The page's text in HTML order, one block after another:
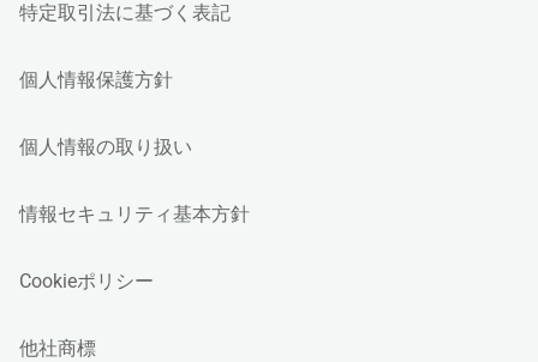
特定取引法に基づく表記
個人情報保護方針
個人情報の取り扱い
情報セキュリティ基本方針
Cookieポリシー
他社商標